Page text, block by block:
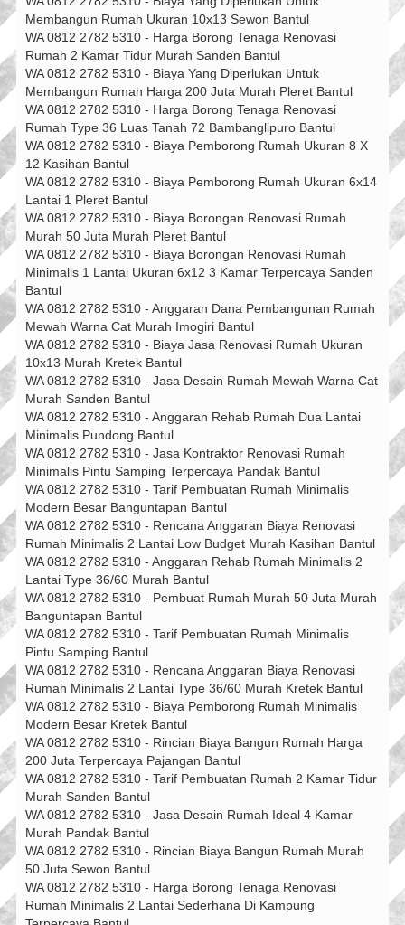
Membangun Rumah Ukuran 10x13 Sewon Bantul
WA 0812 2782 5310 - Harga Borong Tenaga Renovasi
Rumah 2 Kamar Tidur Murah Sanden Bantul
WA 0812 2782 5310 - Biaya Yang Diperlukan Untuk
Membangun Rumah Harga 200 Juta Murah Pleret Bantul
WA 0812 2782 5310 - Harga Borong Tenaga Renovasi
Rumah Type 36 Luas Tanah 72 Bambanglipuro Bantul
WA 0812 2782 5310 - Biaya Pemborong Rumah Ukuran 8 X
12 Kasihan Bantul
WA 0812 2782 5310 - Biaya Pemborong Rumah Ukuran 6x14
Lantai 1 Pleret Bantul
WA 0812 2782 5310 - Biaya Borongan Renovasi Rumah
Murah 50 Juta Murah Pleret Bantul
WA 0812 2782 5310 - Biaya Borongan Renovasi Rumah
Minimalis 1 Lantai Ukuran 6x12 3 Kamar Terpercaya Sanden
Bantul
WA 0812 2782 5310 - Anggaran Dana Pembangunan Rumah
Mewah Warna Cat Murah Imogiri Bantul
WA 0812 2782 5310 - Biaya Jasa Renovasi Rumah Ukuran
10x13 Murah Kretek Bantul
WA 0812 2782 5310 - Jasa Desain Rumah Mewah Warna Cat
Murah Sanden Bantul
WA 0812 2782 5310 - Anggaran Rehab Rumah Dua Lantai
Minimalis Pundong Bantul
WA 0812 2782 5310 - Jasa Kontraktor Renovasi Rumah
Minimalis Pintu Samping Terpercaya Pandak Bantul
WA 0812 2782 5310 - Tarif Pembuatan Rumah Minimalis
Modern Besar Banguntapan Bantul
WA 0812 2782 5310 - Rencana Anggaran Biaya Renovasi
Rumah Minimalis 2 Lantai Low Budget Murah Kasihan Bantul
WA 0812 2782 5310 - Anggaran Rehab Rumah Minimalis 2
Lantai Type 36/60 Murah Bantul
WA 0812 2782 5310 - Pembuat Rumah Murah 50 Juta Murah
Banguntapan Bantul
WA 0812 2782 5310 - Tarif Pembuatan Rumah Minimalis
Pintu Samping Bantul
WA 0812 2782 5310 - Rencana Anggaran Biaya Renovasi
Rumah Minimalis 2 Lantai Type 36/60 Murah Kretek Bantul
WA 0812 2782 5310 - Biaya Pemborong Rumah Minimalis
Modern Besar Kretek Bantul
WA 0812 2782 5310 - Rincian Biaya Bangun Rumah Harga
200 Juta Terpercaya Pajangan Bantul
WA 0812 2782 5310 - Tarif Pembuatan Rumah 2 Kamar Tidur
Murah Sanden Bantul
WA 0812 2782 5310 - Jasa Desain Rumah Ideal 4 Kamar
Murah Pandak Bantul
WA 0812 2782 5310 - Rincian Biaya Bangun Rumah Murah
50 Juta Sewon Bantul
WA 0812 2782 5310 - Harga Borong Tenaga Renovasi
Rumah Minimalis 2 Lantai Sederhana Di Kampung